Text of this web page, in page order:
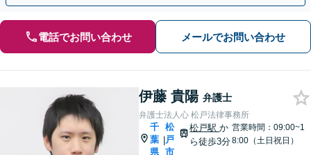
電話でお問い合わせ メールでお問い合わせ
伊藤 貴陽 弁護士
弁護士法人心 松戸法律事務所
千
葉
県
|
松
戸
市
松戸駅か
ら徒歩3分
営業時間：09:00~1
8:00（土日祝日）